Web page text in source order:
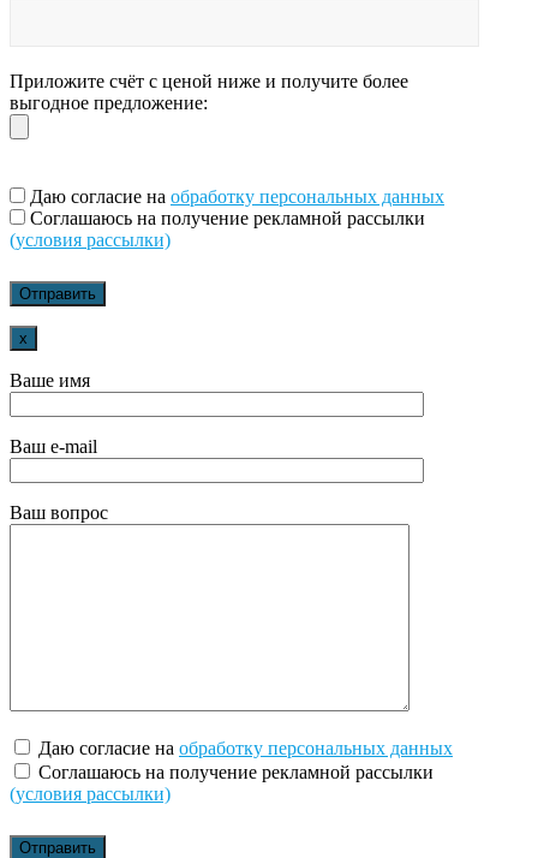
Приложите счёт с ценой ниже и получите более
выгодное предложение:
Даю согласие на обработку персональных данных
Соглашаюсь на получение рекламной рассылки
(условия рассылки)
x
Ваше имя
Ваш e-mail
Ваш вопрос
Даю согласие на обработку персональных данных
Соглашаюсь на получение рекламной рассылки
(условия рассылки)